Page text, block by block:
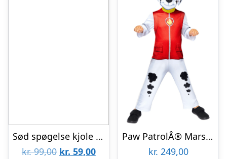
Sød spøgelse kjole str. 92-104
kr.99,00 Den
kr. 59,00Den
Paw PatrolÂ® Marshall kostume til børn
kr. 249,00